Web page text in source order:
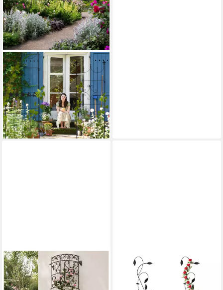
RELAXDAYS
Rankgitter 2er Set Rankgitter
aus Metall
(6)
44,99 € UVP69,99 €
-36%
lieferbar - in 2-3 Werktagen bei dir